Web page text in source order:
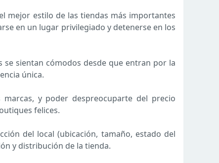
mejor estilo de las tiendas más importantes
en un lugar privilegiado y detenerse en los
sientan cómodos desde que entran por la
única.
y poder despreocuparte del precio
felices.
del local (ubicación, tamaño, estado del
y distribución de la tienda.